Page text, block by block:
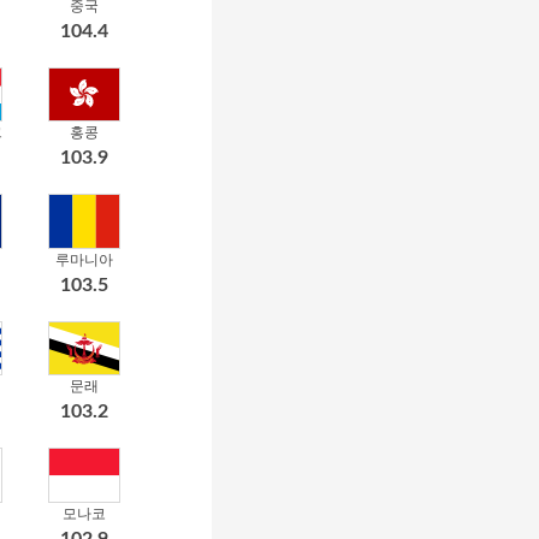
중국
104.4
홍콩
103.9
루마니아
103.5
문래
103.2
모나코